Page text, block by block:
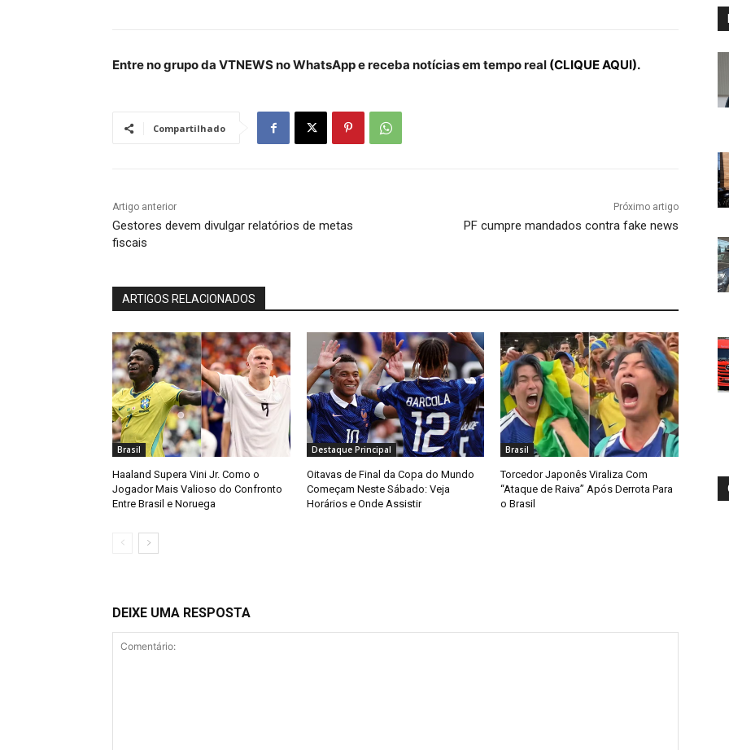
Entre no grupo da VTNEWS no WhatsApp e receba notícias em tempo real (CLIQUE AQUI).
Compartilhado
Artigo anterior
Gestores devem divulgar relatórios de metas
fiscais
Próximo artigo
PF cumpre mandados contra fake news
ARTIGOS RELACIONADOS
Brasil
Haaland Supera Vini Jr. Como o
Jogador Mais Valioso do Confronto
Entre Brasil e Noruega
Destaque Principal
Oitavas de Final da Copa do Mundo
Começam Neste Sábado: Veja
Horários e Onde Assistir
Brasil
Torcedor Japonês Viraliza Com
“Ataque de Raiva” Após Derrota Para
o Brasil
DEIXE UMA RESPOSTA